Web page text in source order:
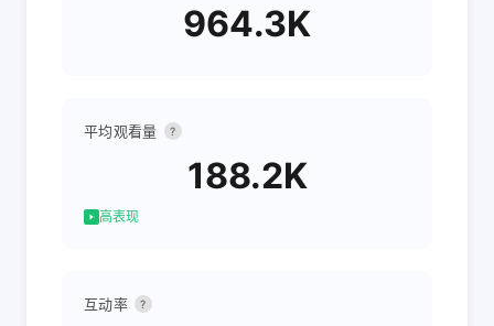
964.3K
平均观看量 ?
188.2K
高表现
互动率 ?